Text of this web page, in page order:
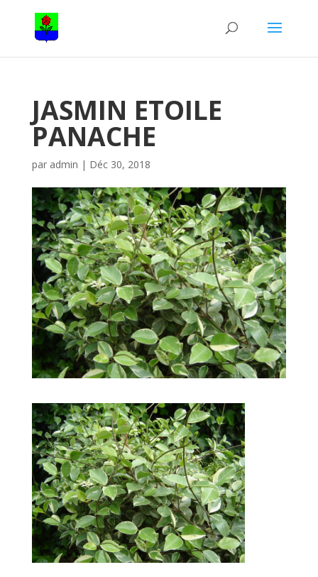
JASMIN ETOILE
PANACHE
par admin | Déc 30, 2018